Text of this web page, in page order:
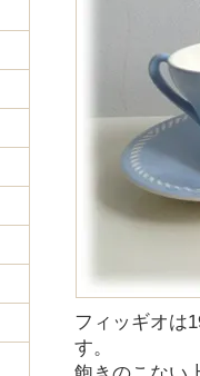
フィッギオは
す。